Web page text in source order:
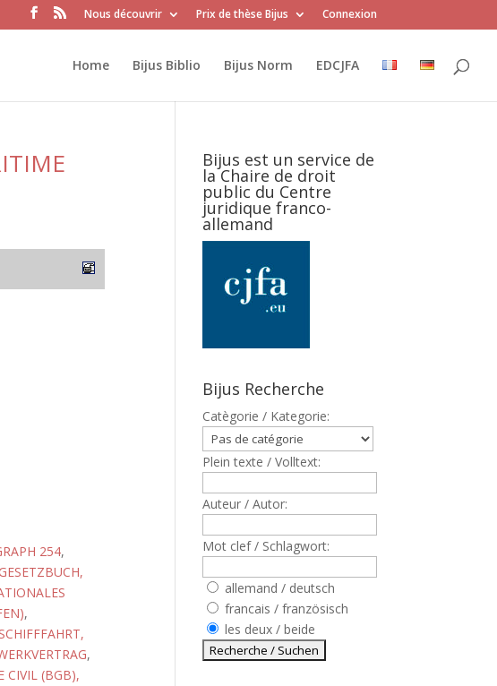
Nous découvrir Prix de thèse Bijus Connexion
Home Bijus Biblio Bijus Norm EDCJFA
254,
,
SCHIFFFAHRT,
,
CIVIL (BGB),
Bijus est un service de
la Chaire de droit
public du Centre
juridique franco-
allemand
Bijus Recherche
Catègorie / Kategorie:
Plein texte / Volltext:
Auteur / Autor:
Mot clef / Schlagwort:
allemand / deutsch
francais / französisch
les deux / beide